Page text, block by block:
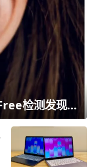
81款主流耳机全军覆没：ToxFree检测发现均含对人体有害化学物质